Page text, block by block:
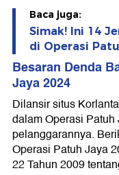
Baca juga:
Simak! Ini 14
di Operasi
Besaran Denda
Jaya 2024
Dilansir situs
dalam Operasi
pelanggarannya.
Operasi Patuh Jaya
22 Tahun 2009